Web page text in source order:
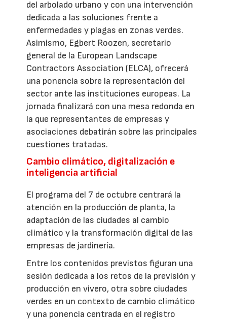
del arbolado urbano y con una intervención
dedicada a las soluciones frente a
enfermedades y plagas en zonas verdes.
Asimismo, Egbert Roozen, secretario
general de la European Landscape
Contractors Association (ELCA), ofrecerá
una ponencia sobre la representación del
sector ante las instituciones europeas. La
jornada finalizará con una mesa redonda en
la que representantes de empresas y
asociaciones debatirán sobre las principales
cuestiones tratadas.
Cambio climático, digitalización e
inteligencia artificial
El programa del 7 de octubre centrará la
atención en la producción de planta, la
adaptación de las ciudades al cambio
climático y la transformación digital de las
empresas de jardinería.
Entre los contenidos previstos figuran una
sesión dedicada a los retos de la previsión y
producción en vivero, otra sobre ciudades
verdes en un contexto de cambio climático
y una ponencia centrada en el registro